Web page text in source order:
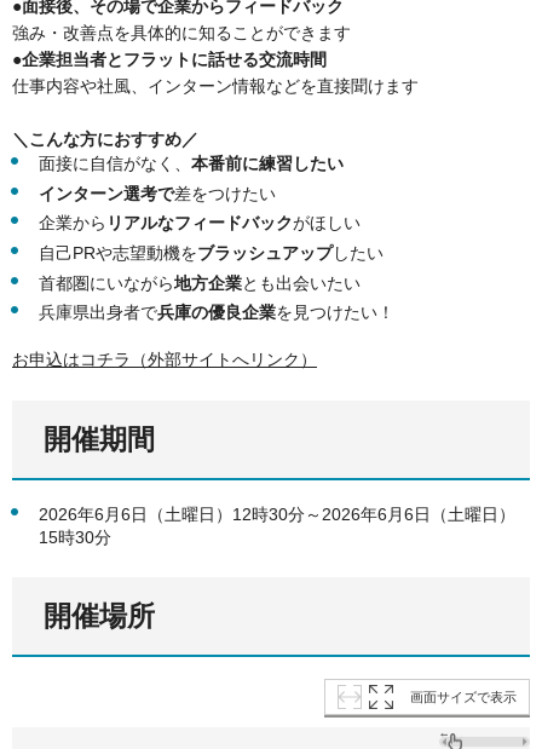
●面接後、その場で企業からフィードバック
強み・改善点を具体的に知ることができます
●企業担当者とフラットに話せる交流時間
仕事内容や社風、インターン情報などを直接聞けます
＼こんな方におすすめ／
面接に自信がなく、 本番前に練習したい
インターン選考で差をつけたい
企業から リアルなフィードバックがほしい
自己PRや志望動機をブラッシュアップしたい
首都圏にいながら地方企業とも出会いたい
兵庫県出身者で兵庫の優良企業を見つけたい！
お申込はコチラ（外部サイトへリンク）
開催期間
2026年6月6日（土曜日）12時30分～2026年6月6日（土曜日）
15時30分
開催場所
画面サイズで表示